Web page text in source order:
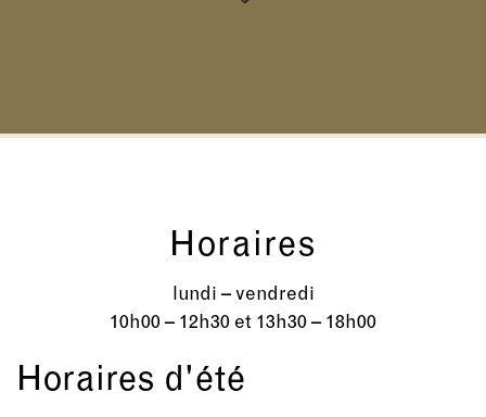
Horaires
lundi – vendredi
10h00 – 12h30 et 13h30 – 18h00
Horaires d'été